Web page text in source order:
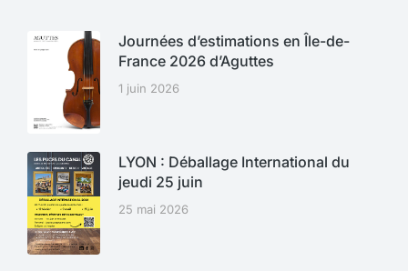
Journées d’estimations en Île-de-
France 2026 d’Aguttes
1 juin 2026
LYON : Déballage International du
jeudi 25 juin
25 mai 2026